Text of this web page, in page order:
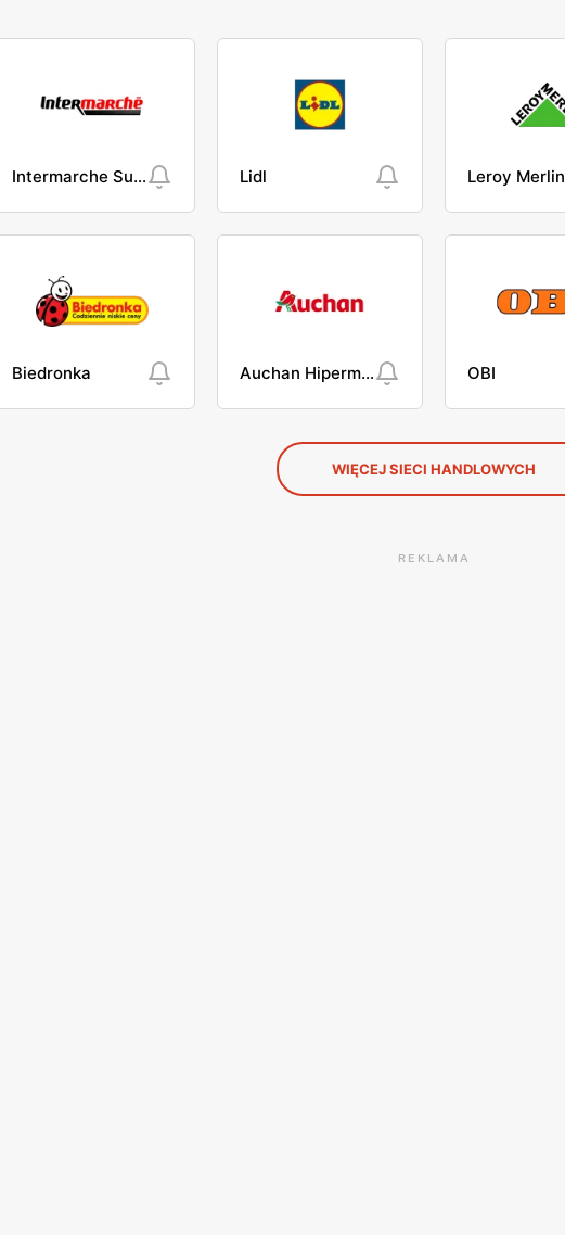
Intermarche Super Lidl Leroy Merlin
Biedronka Auchan Hipermarket OBI
WIĘCEJ SIECI HANDLOWYCH
REKLAMA